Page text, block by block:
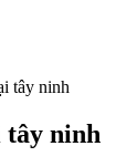
tây ninh
tây ninh